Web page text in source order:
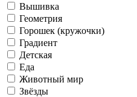
Вышивка
Геометрия
Горошек (кружочки)
Градиент
Детская
Еда
Животный мир
Звёзды